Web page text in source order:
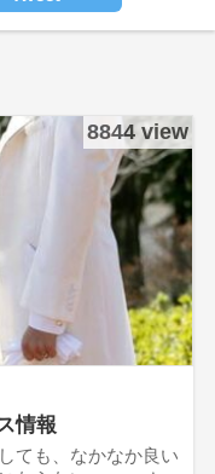
8844 view
情報
ても、なかなか良い